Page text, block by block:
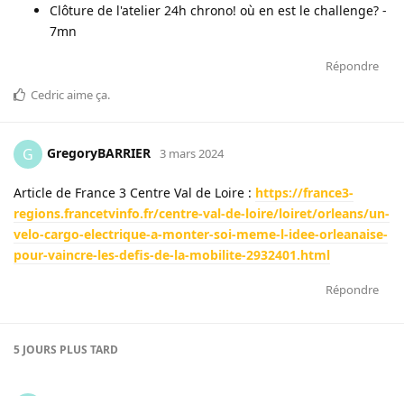
Clôture de l'atelier 24h chrono! où en est le challenge? -
7mn
Répondre
Cedricaime ça.
G GregoryBARRIER 3 mars 2024
Article de France 3 Centre Val de Loire : https://france3-
regions.francetvinfo.fr/centre-val-de-loire/loiret/orleans/un-
velo-cargo-electrique-a-monter-soi-meme-l-idee-orleanaise-
pour-vaincre-les-defis-de-la-mobilite-2932401.html
Répondre
5 JOURS PLUS TARD